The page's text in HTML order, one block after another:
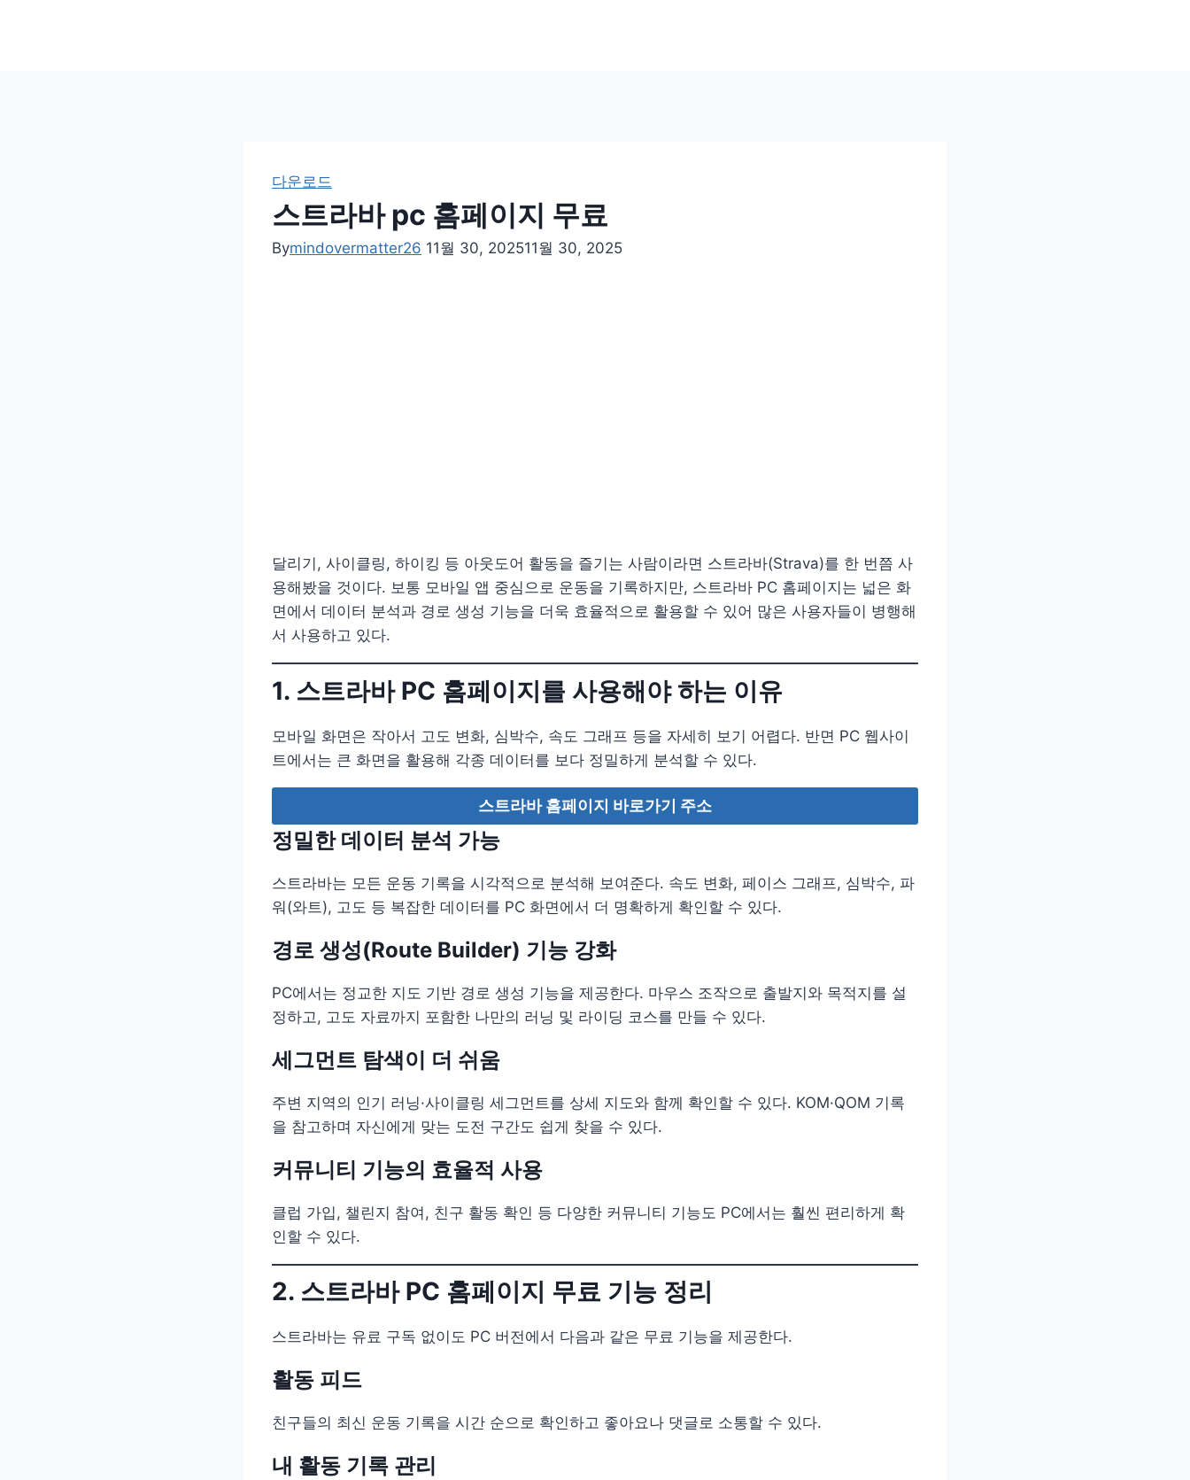
다운로드
스트라바 pc 홈페이지 무료
Bymindovermatter26 11월 30, 202511월 30, 2025
달리기, 사이클링, 하이킹 등 아웃도어 활동을 즐기는 사람이라면 스트라바(Strava)를 한 번쯤 사
용해봤을 것이다. 보통 모바일 앱 중심으로 운동을 기록하지만, 스트라바 PC 홈페이지는 넓은 화
면에서 데이터 분석과 경로 생성 기능을 더욱 효율적으로 활용할 수 있어 많은 사용자들이 병행해
서 사용하고 있다.
1. 스트라바 PC 홈페이지를 사용해야 하는 이유
모바일 화면은 작아서 고도 변화, 심박수, 속도 그래프 등을 자세히 보기 어렵다. 반면 PC 웹사이
트에서는 큰 화면을 활용해 각종 데이터를 보다 정밀하게 분석할 수 있다.
스트라바 홈페이지 바로가기 주소
정밀한 데이터 분석 가능
스트라바는 모든 운동 기록을 시각적으로 분석해 보여준다. 속도 변화, 페이스 그래프, 심박수, 파
워(와트), 고도 등 복잡한 데이터를 PC 화면에서 더 명확하게 확인할 수 있다.
경로 생성(Route Builder) 기능 강화
PC에서는 정교한 지도 기반 경로 생성 기능을 제공한다. 마우스 조작으로 출발지와 목적지를 설
정하고, 고도 자료까지 포함한 나만의 러닝 및 라이딩 코스를 만들 수 있다.
세그먼트 탐색이 더 쉬움
주변 지역의 인기 러닝·사이클링 세그먼트를 상세 지도와 함께 확인할 수 있다. KOM·QOM 기록
을 참고하며 자신에게 맞는 도전 구간도 쉽게 찾을 수 있다.
커뮤니티 기능의 효율적 사용
클럽 가입, 챌린지 참여, 친구 활동 확인 등 다양한 커뮤니티 기능도 PC에서는 훨씬 편리하게 확
인할 수 있다.
2. 스트라바 PC 홈페이지 무료 기능 정리
스트라바는 유료 구독 없이도 PC 버전에서 다음과 같은 무료 기능을 제공한다.
활동 피드
친구들의 최신 운동 기록을 시간 순으로 확인하고 좋아요나 댓글로 소통할 수 있다.
내 활동 기록 관리